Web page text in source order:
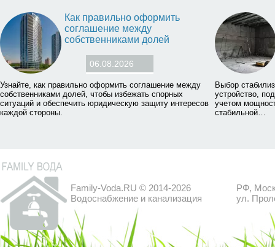
Как правильно оформить
соглашение между
собственниками долей
06.08.2026
Узнайте, как правильно оформить соглашение между
собственниками долей, чтобы избежать спорных
ситуаций и обеспечить юридическую защиту интересов
каждой стороны.
Выбор
устройство,
учетом
стабильной…
Family-Voda.RU © 2014-2026
Водоснабжение и канализация
РФ,
ул.